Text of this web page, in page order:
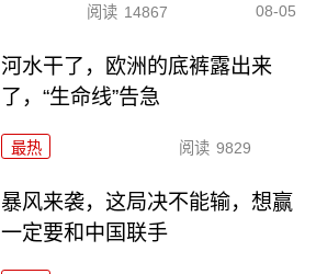
阅读 14867 08-05
河水干了，欧洲的底裤露出来
了，“生命线”告急
最热 阅读 9829
暴风来袭，这局决不能输，想赢
一定要和中国联手